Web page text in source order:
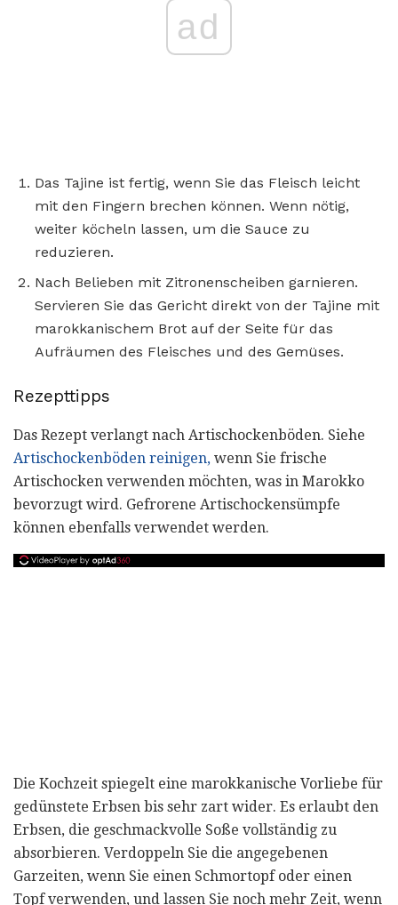
ad
Das Tajine ist fertig, wenn Sie das Fleisch leicht
mit den Fingern brechen können. Wenn nötig,
weiter köcheln lassen, um die Sauce zu
reduzieren.
Nach Belieben mit Zitronenscheiben garnieren.
Servieren Sie das Gericht direkt von der Tajine mit
marokkanischem Brot auf der Seite für das
Aufräumen des Fleisches und des Gemüses.
Rezepttipps
Das Rezept verlangt nach Artischockenböden. Siehe
Artischockenböden reinigen, wenn Sie frische
Artischocken verwenden möchten, was in Marokko
bevorzugt wird. Gefrorene Artischockensümpfe
können ebenfalls verwendet werden.
Die Kochzeit spiegelt eine marokkanische Vorliebe für
gedünstete Erbsen bis sehr zart wider. Es erlaubt den
Erbsen, die geschmackvolle Soße vollständig zu
absorbieren. Verdoppeln Sie die angegebenen
Garzeiten, wenn Sie einen Schmortopf oder einen
Topf verwenden, und lassen Sie noch mehr Zeit, wenn